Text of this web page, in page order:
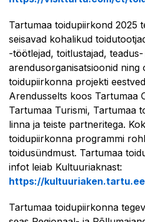
Tartumaa toidupiirkond 2025
seisavad kohalikud
-töötlejad, toitlustajad, teadus-
arendusorganisatsioonid ning
toidupiirkonna projekti
Arendusselts koos Tartumaa
Tartumaa Turismi, Tartumaa
linna ja teiste partneritega.
toidupiirkonna programmi
toidusündmust. Tartumaa
infot leiab Kultuuriaknast:
https://
Tartumaa toidupiirkonna